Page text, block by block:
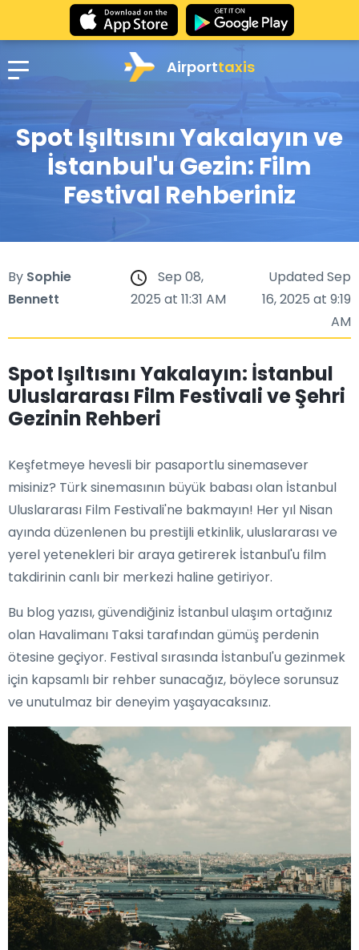
Airporttaxis
Spot Işıltısını Yakalayın ve
İstanbul'u Gezin: Film
Festival Rehberiniz
By Sophie
Bennett
Sep 08,
2025 at 11:31 AM
Updated Sep
16, 2025 at 9:19
AM
Spot Işıltısını Yakalayın: İstanbul
Uluslararası Film Festivali ve Şehri
Gezinin Rehberi
Keşfetmeye hevesli bir pasaportlu sinemasever
misiniz? Türk sinemasının büyük babası olan İstanbul
Uluslararası Film Festivali'ne bakmayın! Her yıl Nisan
ayında düzenlenen bu prestijli etkinlik, uluslararası ve
yerel yetenekleri bir araya getirerek İstanbul'u film
takdirinin canlı bir merkezi haline getiriyor.
Bu blog yazısı, güvendiğiniz İstanbul ulaşım ortağınız
olan Havalimanı Taksi tarafından gümüş perdenin
ötesine geçiyor. Festival sırasında İstanbul'u gezinmek
için kapsamlı bir rehber sunacağız, böylece sorunsuz
ve unutulmaz bir deneyim yaşayacaksınız.